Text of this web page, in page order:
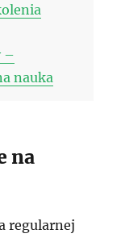
–
nauka
na
regularnej